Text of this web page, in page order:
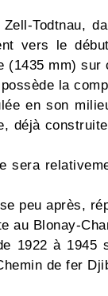
Todtnau,
vers le
mm)
la
en son
déjà
peu après,
au Blonay-
à 1945
de fer